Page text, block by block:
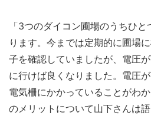
「3つのダイコン圃場のうちひ
ります。今までは定期的に圃場
子を確認していましたが、電圧
に行けば良くなりました。電圧
電気柵にかかっていることがわ
のメリットについて山下さんは語